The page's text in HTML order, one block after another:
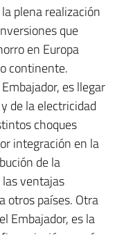
plena realización
que
en Europa
continente.
es llegar
de la electricidad
choques
integración en la
de la
ventajas
otros países. Otra
Embajador, es la